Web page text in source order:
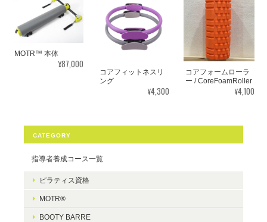
MOTR™ 本体
¥87,000
コアフィットネスリ
ング
¥4,300
コアフォームローラ
ー / CoreFoamRoller
¥4,100
CATEGORY
指導者養成コース一覧
ピラティス資格
MOTR®
BOOTY BARRE